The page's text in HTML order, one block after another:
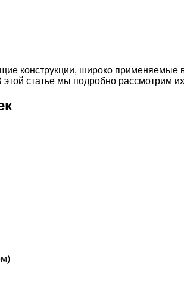
конструкции, широко
статье мы подробно рассмотрим